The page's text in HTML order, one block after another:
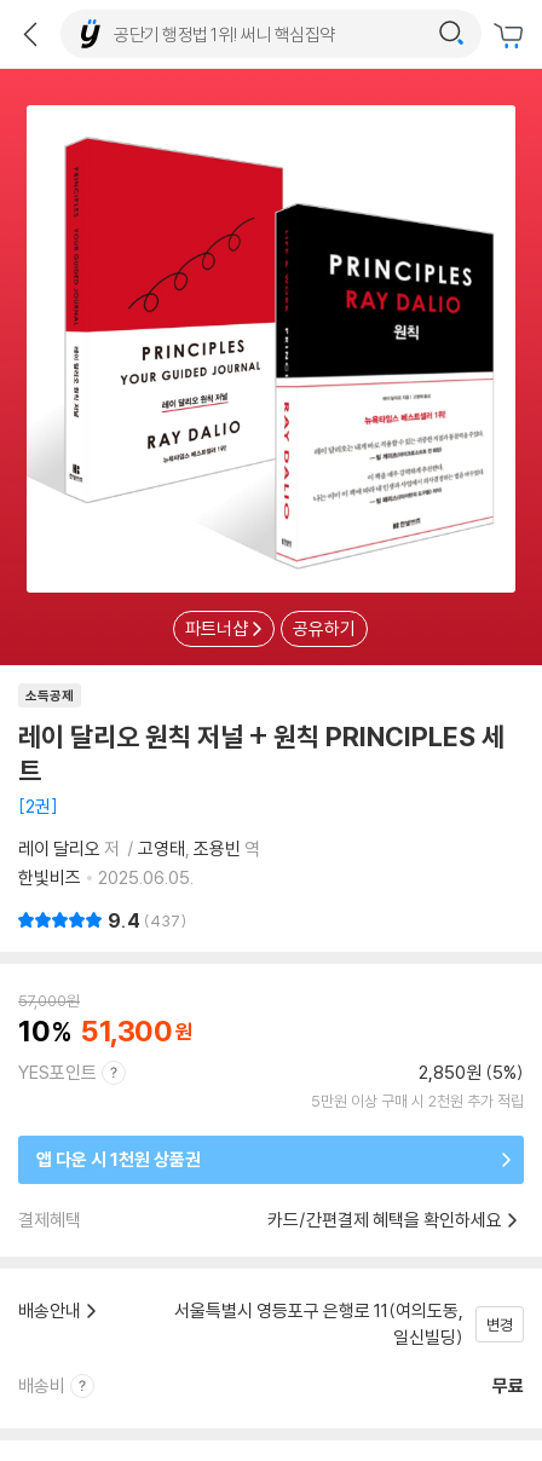
파트너샵 공유하기
소득공제
레이 달리오 원칙 저널 + 원칙 PRINCIPLES 세
트
2권
레이 달리오 저 고영태 조용빈 역
한빛비즈
2025.06.05.
9.4 437
57,000원
10 51,300
YES포인트 2,850원 (5%)
5만원 이상 구매 시 2천원 추가 적립
앱 다운 시 1천원 상품권
결제혜택 카드/간편결제 혜택을 확인하세요
배송안내
서울특별시 영등포구 은행로 11(여의도동,
일신빌딩)
변경
배송비 무료